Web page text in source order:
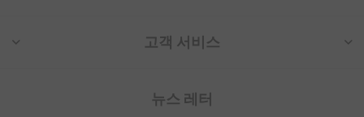
고객 서비스
뉴스 레터